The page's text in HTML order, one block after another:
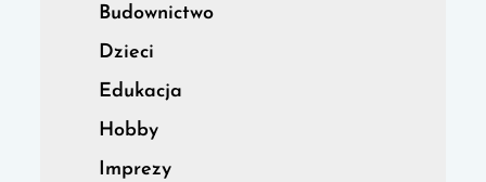
Budownictwo
Dzieci
Edukacja
Hobby
Imprezy